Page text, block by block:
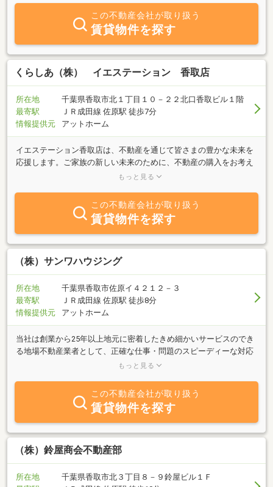
この不動産会社が取り扱う
賃貸物件を探す
くらしあ（株） イエステーション 香取店
所在地
千葉県香取市北１丁目１０－２２北口香取ビル１階
最寄駅
ＪＲ成田線 佐原駅 徒歩7分
情報提供元
アットホーム
イエステーション香取店は、不動産を通じて皆さまの豊かな未来を
応援します。ご家族の新しい未来のために、不動産の購入をお考え
の方。第二、第三の豊かな人生のため、お住み替えをお考えの方。
の新た活用をお考えの方。ひとくちに不動産取引と言っても購入、
売却、用途、広さ、立地、家族構成や年齢、様々なご事情など千差
万別で、それぞれの異なる思いがあり、不動産会社の対応も通り一
遍というわけにはいきません。イエステーション香取店は取り扱い
エリアを絞りより緻密な情報収集、豊富な経験と知識による適切な
ご提案、スピーディーな対応を心掛け、充実のサポートを実現しま
武郡横芝光町、山武市の不動産に関するお悩み、ご相談、お手伝い
は イエステーション香取店にお任せ下さい。イエステーション香取
店はお客様ひとりひとりの思いにお答えします。
もっと見る
この不動産会社が取り扱う
賃貸物件を探す
（株）サンワハウジング
所在地
千葉県香取市佐原イ４２１２－３
最寄駅
ＪＲ成田線 佐原駅 徒歩8分
情報提供元
アットホーム
当社は創業から25年以上地元に密着したきめ細かいサービスのでき
る地場不動産業者として、正確な仕事・問題のスピーディーな対応
を心掛けております。主に香取市の不動産を中心に売買・賃貸物件
ご紹介させ頂きます。土地・中古住宅など買取りを致します。無料
査定なのでお気軽にご連絡お待ちしています。
もっと見る
この不動産会社が取り扱う
賃貸物件を探す
（株）鈴屋商会不動産部
所在地
千葉県香取市北３丁目８－９鈴屋ビル１Ｆ